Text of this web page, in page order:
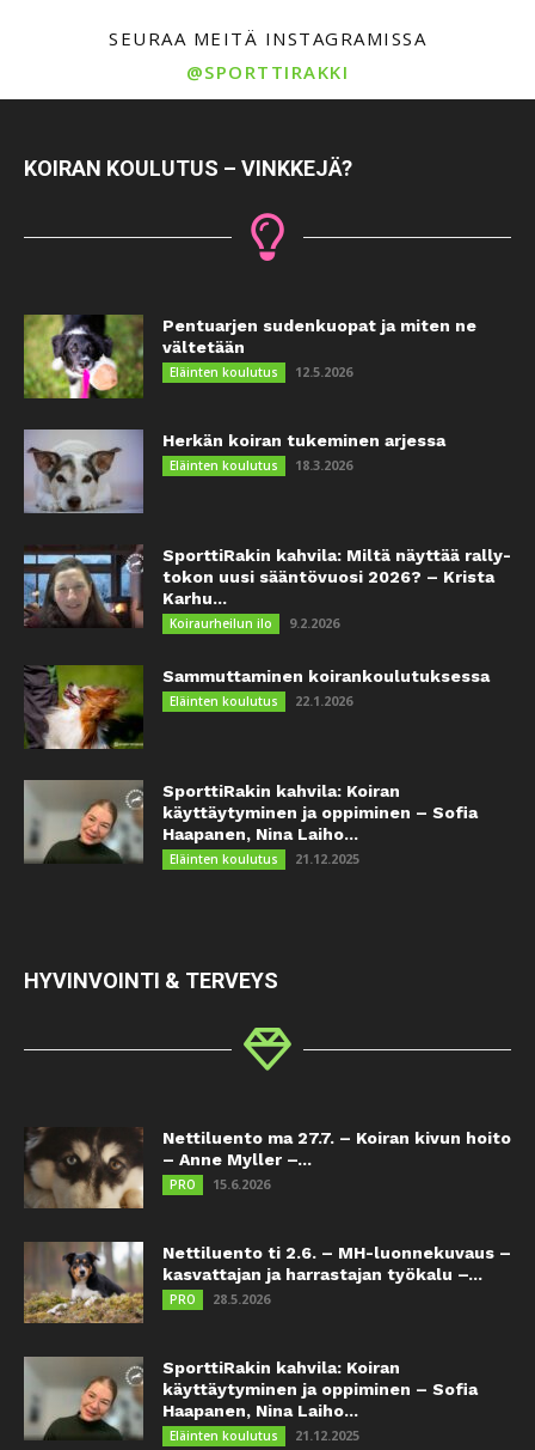
SEURAA MEITÄ INSTAGRAMISSA
@SPORTTIRAKKI
KOIRAN KOULUTUS – VINKKEJÄ?
Pentuarjen sudenkuopat ja miten ne
vältetään
Eläinten koulutus 12.5.2026
Herkän koiran tukeminen arjessa
Eläinten koulutus 18.3.2026
SporttiRakin kahvila: Miltä näyttää rally-
tokon uusi sääntövuosi 2026? – Krista
Karhu...
Koiraurheilun ilo 9.2.2026
Sammuttaminen koirankoulutuksessa
Eläinten koulutus 22.1.2026
SporttiRakin kahvila: Koiran
käyttäytyminen ja oppiminen – Sofia
Haapanen, Nina Laiho...
Eläinten koulutus 21.12.2025
HYVINVOINTI & TERVEYS
Nettiluento ma 27.7. – Koiran kivun hoito
– Anne Myller –...
PRO 15.6.2026
Nettiluento ti 2.6. – MH-luonnekuvaus –
kasvattajan ja harrastajan työkalu –...
PRO 28.5.2026
SporttiRakin kahvila: Koiran
käyttäytyminen ja oppiminen – Sofia
Haapanen, Nina Laiho...
Eläinten koulutus 21.12.2025